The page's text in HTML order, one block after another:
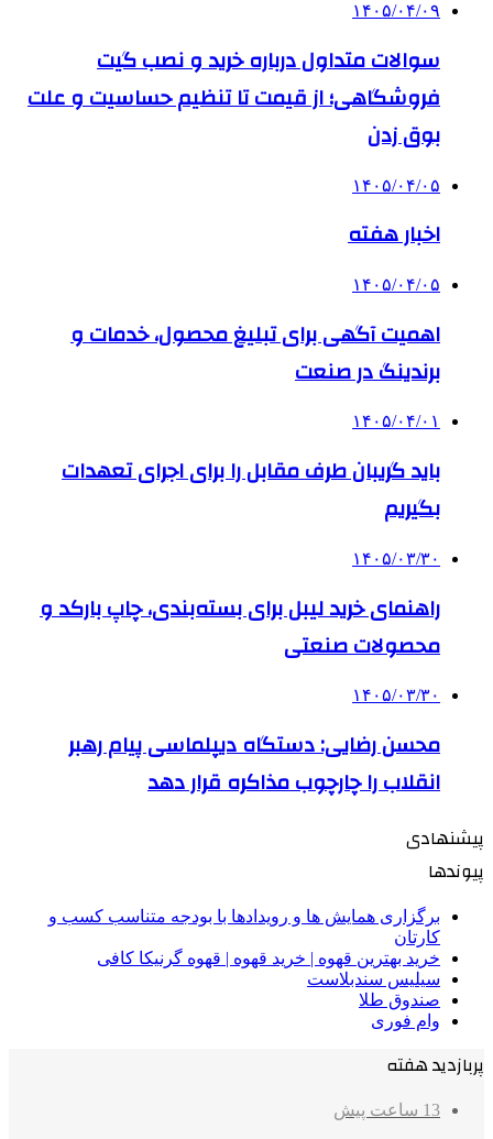
۱۴۰۵/۰۴/۰۹
سوالات متداول درباره خرید و نصب گیت
فروشگاهی؛ از قیمت تا تنظیم حساسیت و علت
بوق زدن
۱۴۰۵/۰۴/۰۵
اخبار هفته
۱۴۰۵/۰۴/۰۵
اهمیت آگهی برای تبلیغ محصول، خدمات و
برندینگ در صنعت
۱۴۰۵/۰۴/۰۱
باید گریبان طرف مقابل را برای اجرای تعهدات
بگیریم
۱۴۰۵/۰۳/۳۰
راهنمای خرید لیبل برای بسته‌بندی، چاپ بارکد و
محصولات صنعتی
۱۴۰۵/۰۳/۳۰
محسن رضایی: دستگاه دیپلماسی پیام رهبر
انقلاب را چارچوب مذاکره قرار دهد
پیشنهادی
پیوندها
برگزاری همایش ها و رویدادها با بودجه متناسب کسب و
کارتان
خرید بهترین قهوه | خرید قهوه | قهوه گرنیکا کافی
سیلیس سندبلاست
صندوق طلا
وام فوری
پربازدید هفته
13 ساعت پیش